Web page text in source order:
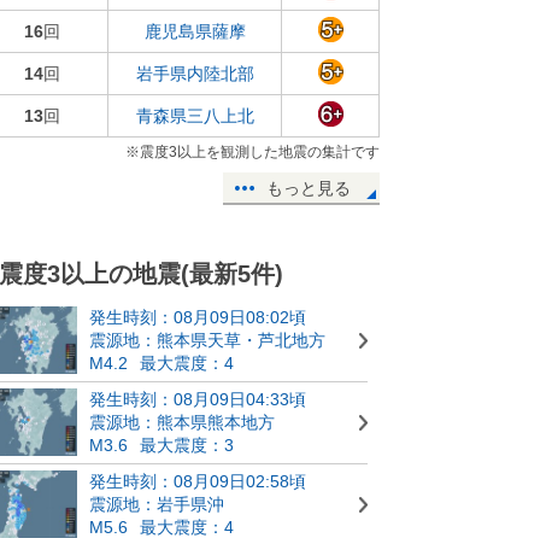
16回 鹿児島県薩摩
14回 岩手県内陸北部
13回 青森県三八上北
※震度3以上を観測した地震の集計です
もっと見る
震度3以上の地震(最新5件)
発生時刻：08月09日08:02頃
震源地：熊本県天草・芦北地方
M4.2
最大震度：4
発生時刻：08月09日04:33頃
震源地：熊本県熊本地方
M3.6
最大震度：3
発生時刻：08月09日02:58頃
震源地：岩手県沖
M5.6
最大震度：4